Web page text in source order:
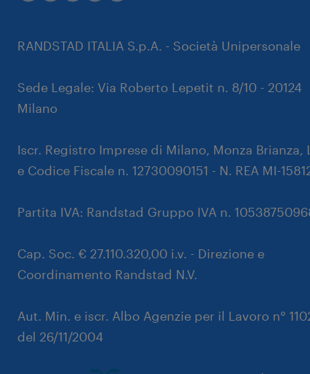
RANDSTAD ITALIA S.p.A. - Società Unipersonale
Sede Legale: Via Roberto Lepetit n. 8/10 - 20124
Milano
Iscr. Registro Imprese di Milano, Monza Brianza,
e Codice Fiscale n. 12730090151 - N. REA MI-
Partita IVA: Randstad Gruppo IVA n.
Cap. Soc. € 27.110.320,00 i.v. - Direzione e
Coordinamento Randstad N.V.
Aut. Min. e iscr. Albo Agenzie per il Lavoro n°
del 26/11/2004